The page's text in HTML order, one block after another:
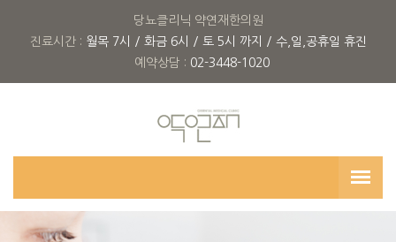
당뇨클리닉 약연재한의원
진료시간 : 월목 7시 / 화금 6시 / 토 5시 까지 / 수,일,공휴일 휴진
예약상담 : 02-3448-1020